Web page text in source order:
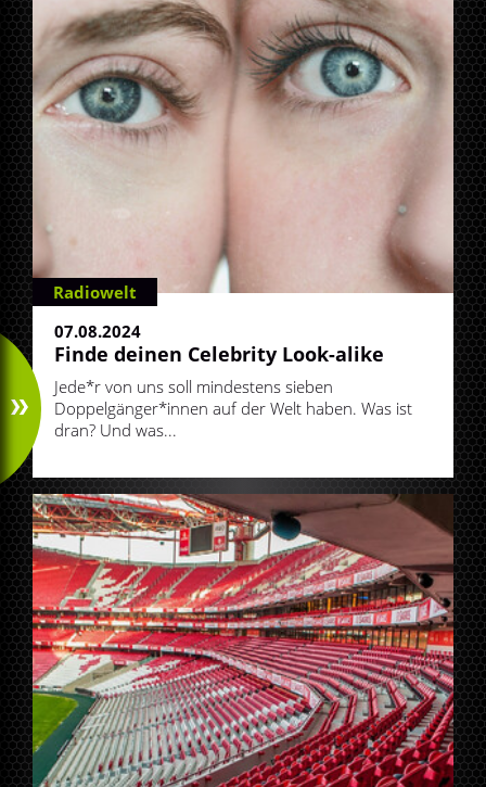
Radiowelt
07.08.2024
Finde deinen Celebrity Look-alike
Jede*r von uns soll mindestens sieben
Doppelgänger*innen auf der Welt haben. Was ist
dran? Und was...